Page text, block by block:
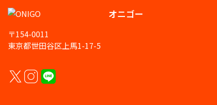
オニゴー
〒154-0011
東京都世田谷区上馬1-17-5